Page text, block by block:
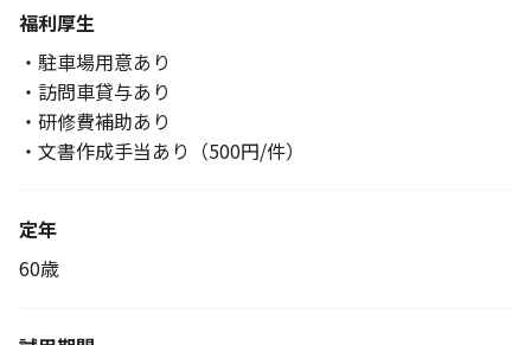
福利厚生
・駐車場用意あり
・訪問車貸与あり
・研修費補助あり
・文書作成手当あり（500円/件）
定年
60歳